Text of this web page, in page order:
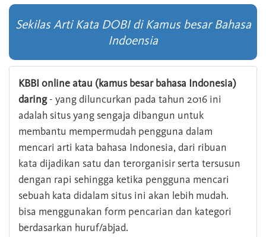
Sekilas Arti Kata DOBI di Kamus besar Bahasa
Indoensia
KBBI online atau (kamus besar bahasa Indonesia)
daring- yang diluncurkan pada tahun 2016 ini
adalah situs yang sengaja dibangun untuk
membantu mempermudah pengguna dalam
mencari arti kata bahasa Indonesia, dari ribuan
kata dijadikan satu dan terorganisir serta tersusun
dengan rapi sehingga ketika pengguna mencari
sebuah kata didalam situs ini akan lebih mudah.
bisa menggunakan form pencarian dan kategori
berdasarkan huruf/abjad.